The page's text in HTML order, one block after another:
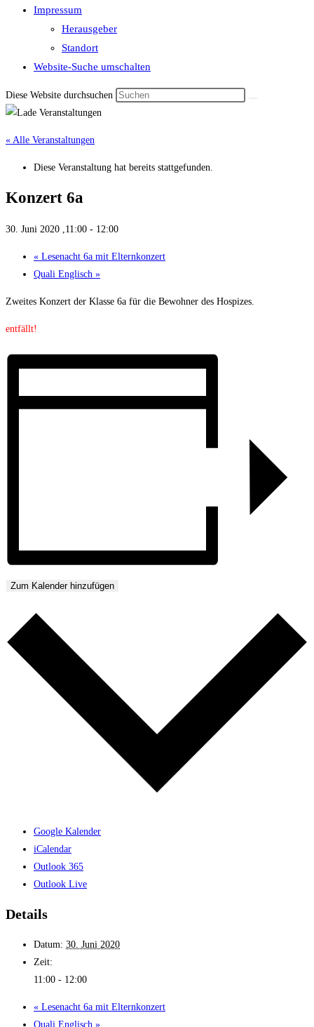
Impressum
Herausgeber
Standort
Website-Suche umschalten
Diese Website durchsuchen
« Alle Veranstaltungen
Diese Veranstaltung hat bereits stattgefunden.
Konzert 6a
30. Juni 2020 ,11:00 - 12:00
« Lese­nacht 6a mit Eltern­konzert
Quali Englisch »
Zweites Konzert der Klasse 6a für die Bewohner des Hospizes.
entfällt!
Zum Kalender hinzufügen
Google Kalender
iCalendar
Outlook 365
Outlook Live
Details
Datum: 30. Juni 2020
Zeit:
11:00 - 12:00
« Lese­nacht 6a mit Eltern­konzert
Quali Englisch »